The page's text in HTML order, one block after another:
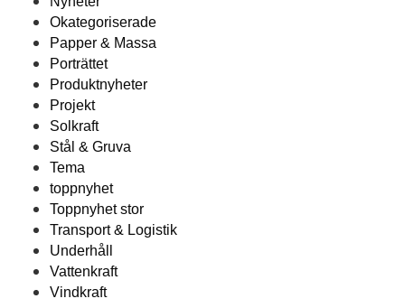
Okategoriserade
Papper & Massa
Porträttet
Produktnyheter
Projekt
Solkraft
Stål & Gruva
Tema
toppnyhet
Toppnyhet stor
Transport & Logistik
Underhåll
Vattenkraft
Vindkraft